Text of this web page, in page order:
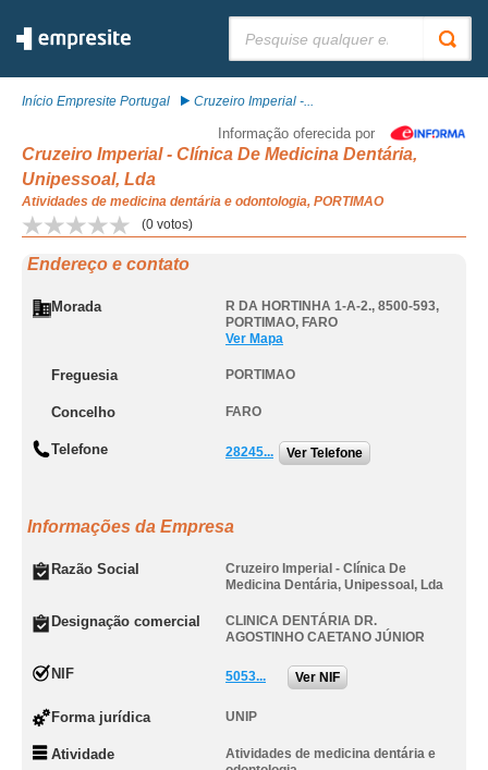
Início Empresite Portugal Cruzeiro Imperial -...
Informação oferecida por
Cruzeiro Imperial - Clínica De Medicina Dentária,
Unipessoal, Lda
Atividades de medicina dentária e odontologia, PORTIMAO
(0 votos)
Endereço e contato
Morada R DA HORTINHA 1-A-2., 8500-593,
PORTIMAO, FARO
Ver Mapa
Freguesia PORTIMAO
Concelho FARO
Telefone 28245... Ver Telefone
Informações da Empresa
Razão Social
Cruzeiro Imperial - Clínica De
Medicina Dentária, Unipessoal, Lda
Designação comercial
CLINICA DENTÁRIA DR.
AGOSTINHO CAETANO JÚNIOR
NIF 5053... Ver NIF
Forma jurídica UNIP
Atividade
Atividades de medicina dentária e